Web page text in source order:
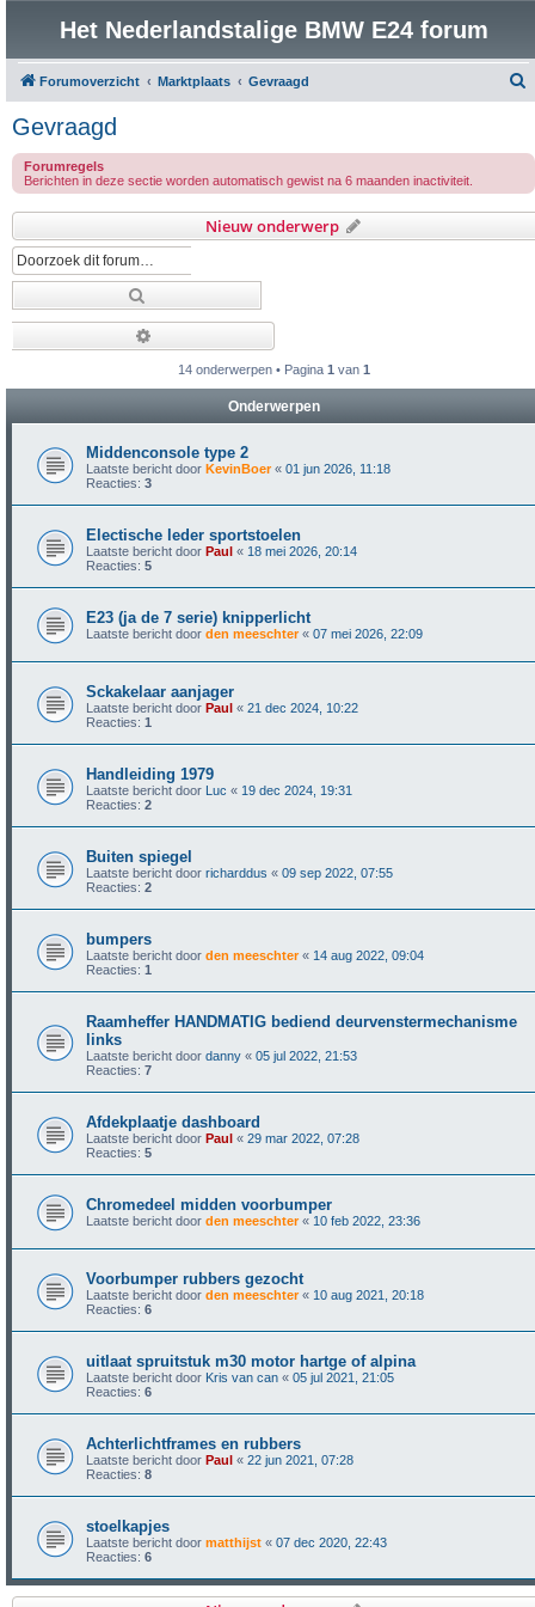
Het Nederlandstalige BMW E24 forum
Forumoverzicht Marktplaats Gevraagd
Gevraagd
Forumregels
Berichten in deze sectie worden automatisch gewist na 6 maanden inactiviteit.
Nieuw onderwerp
14 onderwerpen • Pagina 1 van 1
Onderwerpen
Middenconsole type 2
Laatste bericht door KevinBoer« 01 jun 2026, 11:18
Reacties: 3
Electische leder sportstoelen
Laatste bericht door Paul « 18 mei 2026, 20:14
Reacties: 5
E23 (ja de 7 serie) knipperlicht
Laatste bericht door den meeschter« 07 mei 2026, 22:09
Sckakelaar aanjager
Laatste bericht door Paul « 21 dec 2024, 10:22
Reacties: 1
Handleiding 1979
Laatste bericht door Luc « 19 dec 2024, 19:31
Reacties: 2
Buiten spiegel
Laatste bericht door richarddus « 09 sep 2022, 07:55
Reacties: 2
bumpers
Laatste bericht door den meeschter« 14 aug 2022, 09:04
Reacties: 1
Raamheffer HANDMATIG bediend deurvenstermechanisme
links
Laatste bericht door danny « 05 jul 2022, 21:53
Reacties: 7
Afdekplaatje dashboard
Laatste bericht door Paul « 29 mar 2022, 07:28
Reacties: 5
Chromedeel midden voorbumper
Laatste bericht door den meeschter« 10 feb 2022, 23:36
Voorbumper rubbers gezocht
Laatste bericht door den meeschter« 10 aug 2021, 20:18
Reacties: 6
uitlaat spruitstuk m30 motor hartge of alpina
Laatste bericht door Kris van can « 05 jul 2021, 21:05
Reacties: 6
Achterlichtframes en rubbers
Laatste bericht door Paul « 22 jun 2021, 07:28
Reacties: 8
stoelkapjes
Laatste bericht door matthijst « 07 dec 2020, 22:43
Reacties: 6